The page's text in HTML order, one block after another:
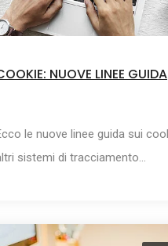
NUOVE LINEE GUIDA
le nuove linee guida sui
sistemi di tracciamento…